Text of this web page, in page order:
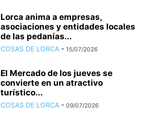
Lorca anima a empresas,
asociaciones y entidades locales
de las pedanías...
COSAS DE LORCA - 15/07/2026
El Mercado de los jueves se
convierte en un atractivo
turístico...
COSAS DE LORCA - 09/07/2026